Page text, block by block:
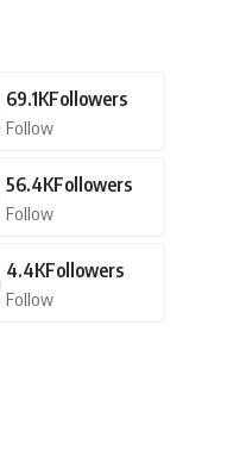
69.1KFollowers
Follow
56.4KFollowers
Follow
4.4KFollowers
Follow